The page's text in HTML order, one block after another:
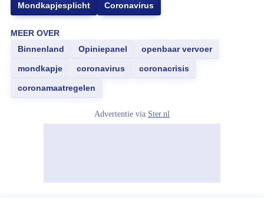
Mondkapjesplicht
Coronavirus
MEER OVER
Binnenland
Opiniepanel openbaar vervoer
mondkapje coronavirus coronacrisis
coronamaatregelen
Advertentie via Ster.nl